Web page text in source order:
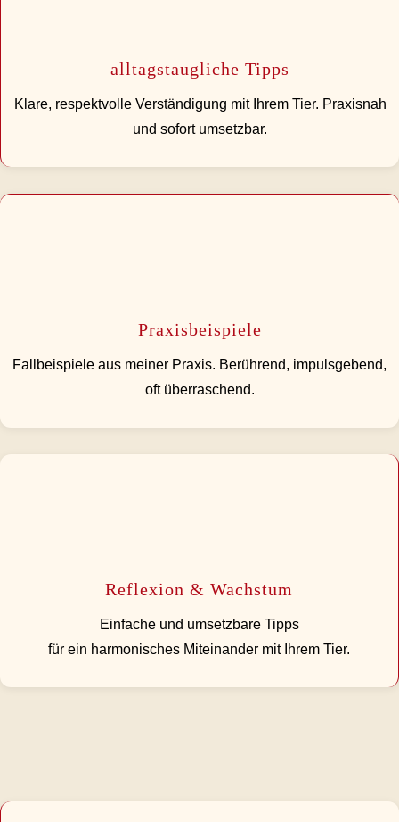
alltagstaugliche Tipps
Klare, respektvolle Verständigung mit Ihrem Tier. Praxisnah
und sofort umsetzbar.
Praxisbeispiele
Fallbeispiele aus meiner Praxis. Berührend, impulsgebend,
oft überraschend.
Reflexion & Wachstum
Einfache und umsetzbare Tipps
für ein harmonisches Miteinander mit Ihrem Tier.